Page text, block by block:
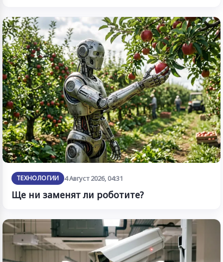
ТЕХНОЛОГИИ 4 Август 2026, 04:31
Ще ни заменят ли роботите?